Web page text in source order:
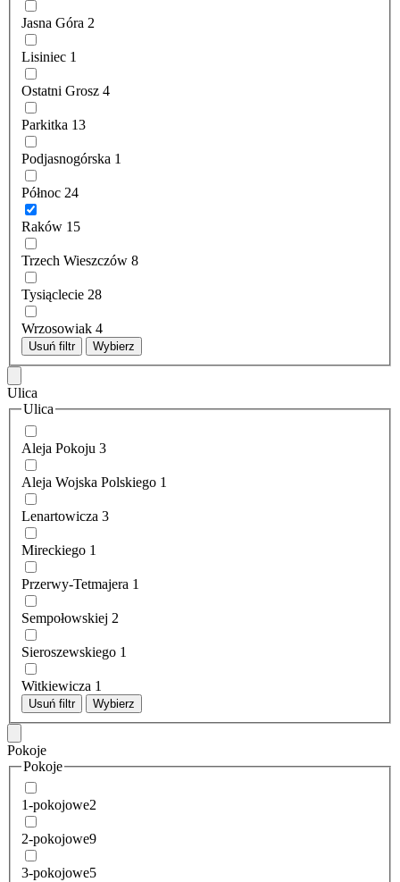
Jasna Góra 2
Lisiniec 1
Ostatni Grosz 4
Parkitka 13
Podjasnogórska 1
Północ 24
Raków 15
Trzech Wieszczów 8
Tysiąclecie 28
Wrzosowiak 4
Usuń filtr Wybierz
Ulica
Ulica
Aleja Pokoju 3
Aleja Wojska Polskiego 1
Lenartowicza 3
Mireckiego 1
Przerwy-Tetmajera 1
Sempołowskiej 2
Sieroszewskiego 1
Witkiewicza 1
Usuń filtr Wybierz
Pokoje
Pokoje
1-pokojowe2
2-pokojowe9
3-pokojowe5